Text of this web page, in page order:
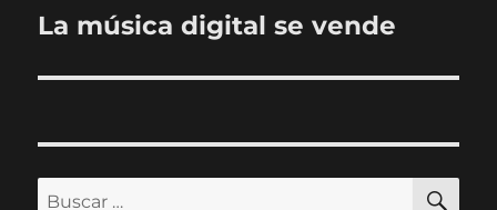
Entrada
La música digital se vende
Buscar